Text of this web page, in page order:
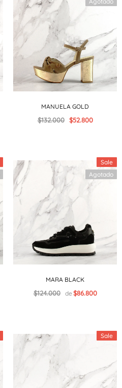
MANUELA GOLD
$132.000 $52.800
Sale
Agotado
MARA BLACK
$124.000 de$86.800
Sale